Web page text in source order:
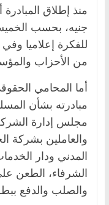
جنيه، بحسب
للفكرة إعلاميا
من الأحزاب
أما المحامي
مبادرته بشأن
مجلس إدارة الشركة
والعاملين بشركة
المدني ودار
الشرفاء، الطعن
والصلب والدفع